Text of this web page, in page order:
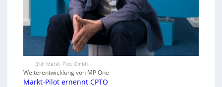
Bild: Markt-Pilot GmbH
Weiterentwicklung von MP One
Markt-Pilot ernennt CPTO